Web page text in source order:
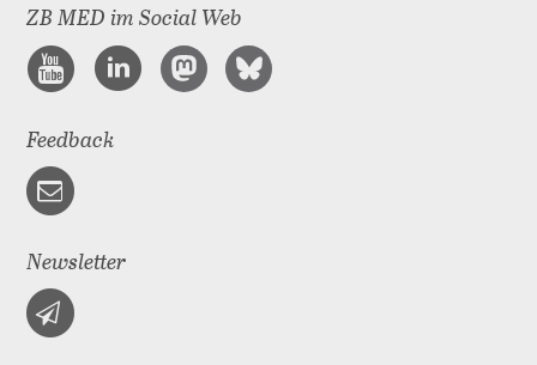
ZB MED im Social Web
Feedback
Newsletter